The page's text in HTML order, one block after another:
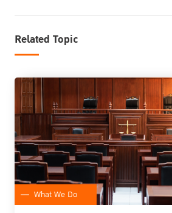
พิพากษาคดี และการมีส่วนร่วมของประชาชน โดยค
สะดวกและประหยัดสำหรับประชาชนที่ยังไม่สามารถ
มาใช้ในหลายกรณี เช่น การสอบพยาน หรือแม้แต่อ่
Conference
4. เสริมสร้างความเข้มแข็งของระบบบริหารงานบุ
สมดุลระหว่างจริยธรรม ระบบอาวุโส และความรู้ค
แข็ง ต้องทำให้บุคลากรในศาลได้พัฒนาความรู้อย่า
ก้าวหน้าได้ตามหลักจริยธรรม นิติธรรม และหลักธ
5. สนับสนุนบทบาทศาลในการบังคับใช้กฎหมายส่ง
ภาระแก่สังคมและประชาชนคือ การสร้างความยุติธ
จะทำให้สถานที่ อาคารต่างๆ ร่มรื่น ยังมีความหมา
บริสุทธิ์เป็นธรรมชาติ สะท้อนถึงหลัก “นิติธรรม”
Related Topic
What We Do